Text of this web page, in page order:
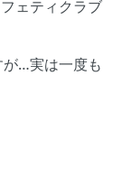
ェティクラブ
が…実は一度も